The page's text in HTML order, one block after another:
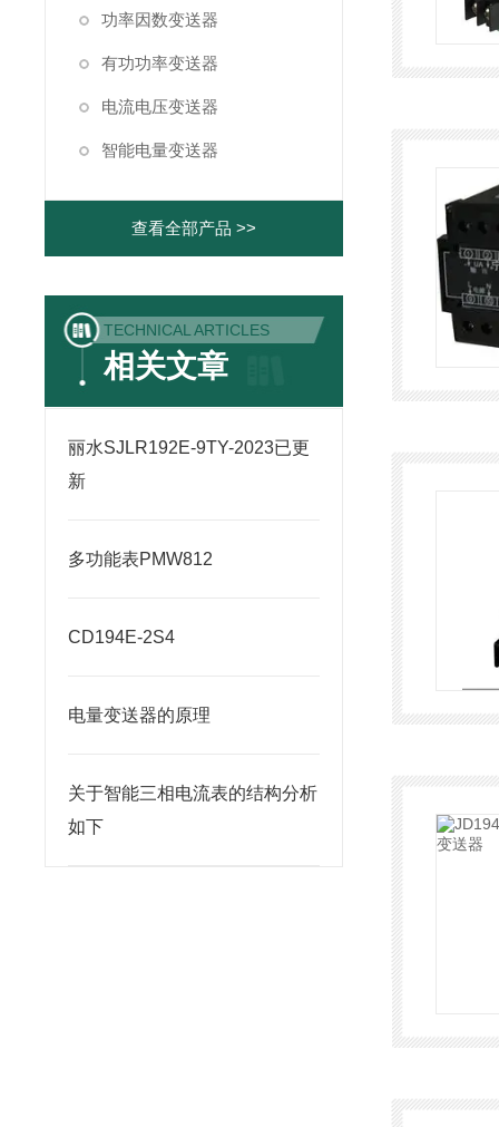
功率因数变送器
有功功率变送器
电流电压变送器
智能电量变送器
查看全部产品 >>
TECHNICAL ARTICLES
相关文章
丽水SJLR192E-9TY-2023已更
新
多功能表PMW812
CD194E-2S4
电量变送器的原理
关于智能三相电流表的结构分析
如下